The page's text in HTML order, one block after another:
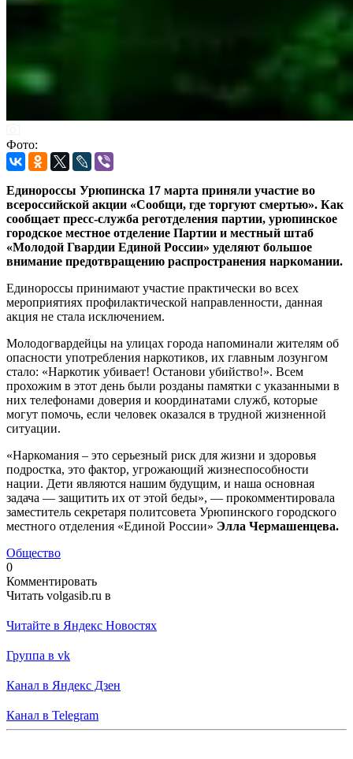
Фото:
Единороссы Урюпинска 17 марта приняли участие во
всероссийской акции «Сообщи, где торгуют смертью». Как
сообщает пресс-служба реготделения партии, урюпинское
городское местное отделение Партии и местный штаб
«Молодой Гвардии Единой России» уделяют большое
внимание предотвращению распространения наркомании.
Единороссы принимают участие практически во всех
мероприятиях профилактической направленности, данная
акция не стала исключением.
Молодогвардейцы на улицах города напоминали жителям об
опасности употребления наркотиков, их главным лозунгом
стало: «Наркотик убивает! Останови убийство!». Всем
прохожим в этот день были розданы памятки с указанными в
них телефонами доверия и координатами служб, которые
могут помочь, если человек оказался в трудной жизненной
ситуации.
«Наркомания – это серьезный риск для жизни и здоровья
подростка, это фактор, угрожающий жизнеспособности
нации. Дети являются нашим будущим, и наша основная
задача — защитить их от этой беды», — прокомментировала
заместитель секретаря политсовета Урюпинского городского
местного отделения «Единой России» Элла Чермашенцева.
Общество
0
Комментировать
Читать volgasib.ru в
Читайте в Яндекс Новостях
Группа в vk
Канал в Яндекс Дзен
Канал в Telegram